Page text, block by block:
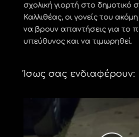
σχολική γιορτή στο δημοτικό
Καλλιθέας, οι γονείς του
να βρουν απαντήσεις για το
υπεύθυνος και να τιμωρηθεί.
Ίσως σας ενδιαφέρουν: